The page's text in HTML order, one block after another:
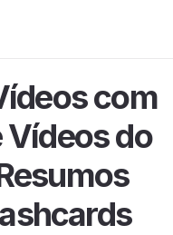
com
do